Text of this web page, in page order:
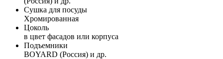
Сушка для посуды
Хромированная
Цоколь
в цвет фасадов или корпуса
Подъемники
BOYARD (Россия) и др.